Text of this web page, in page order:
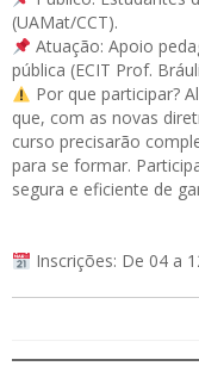
(UAMat/CCT).
Atuação: Apoio
pública (ECIT Prof.
Por que participar?
que, com as novas
curso precisarão
para se formar.
segura e eficiente de
Inscrições: De 04 a